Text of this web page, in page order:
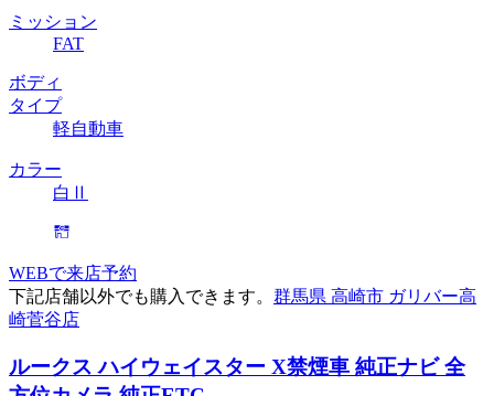
ミッション
FAT
ボディ
タイプ
軽自動車
カラー
白Ⅱ
WEBで来店予約
下記店舗以外でも購入できます。 群馬県 高崎市 ガリバー高
崎菅谷店
ルークス ハイウェイスター X禁煙車 純正ナビ 全